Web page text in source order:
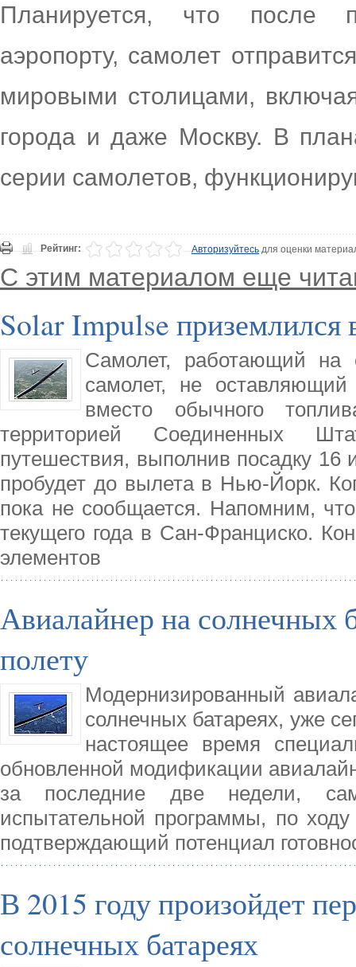
Планируется, что после
аэропорту, самолет
мировыми столицами,
города и даже Москву. В
серии самолетов,
Рейтинг: Авторизуйтесьдля оценки
С этим материалом еще
Solar Impulse
Самолет, работающий на
самолет, не
вместо обычного
территорией Соединенных
путешествия, выполнив посадку
пробудет до вылета в Нью-Йорк.
пока не сообщается. Напомним,
текущего года в Сан-Франциско.
элементов
Авиалайнер на солнечных
полету
Модернизированный
солнечных батареях, уже
настоящее время
обновленной модификации
за последние две недели,
испытательной программы, по ходу
подтверждающий потенциал
В 2015 году произойдет
солнечных батареях